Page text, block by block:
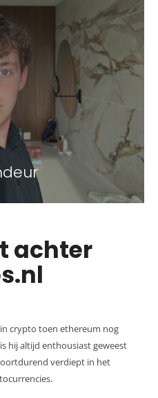
achter
crypto toen ethereum nog
hij altijd enthousiast geweest
verdiept in het